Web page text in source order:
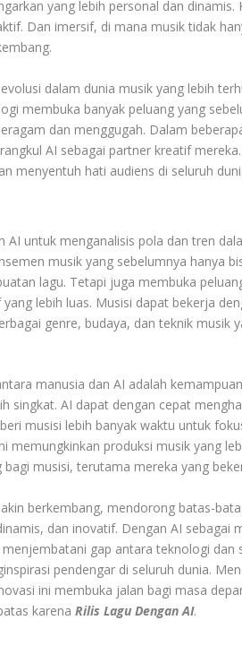
yang lebih personal dan
Dan imersif, di mana musik tidak
dalam dunia musik yang lebih
membuka banyak peluang yang
dan menggugah. Dalam
AI sebagai partner kreatif
menyentuh hati audiens di seluruh
AI untuk menganalisis pola dan tren
musik yang sebelumnya hanya
lagu. Tetapi juga membuka
lebih luas. Musisi dapat bekerja
genre, budaya, dan teknik musik
manusia dan AI adalah
singkat. AI dapat dengan cepat
musisi lebih banyak waktu untuk
memungkinkan produksi musik yang
musisi, terutama mereka yang
berkembang, mendorong batas-
dan inovatif. Dengan AI sebagai
gap antara teknologi dan
pendengar di seluruh dunia.
ini membuka jalan bagi masa
karenaRilis Lagu Dengan AI.